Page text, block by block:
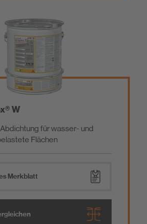
& Trittschalldämmung
Fliesenkleber
Zusatzprodukte
W
für wasser- und
Flächen
Merkblatt